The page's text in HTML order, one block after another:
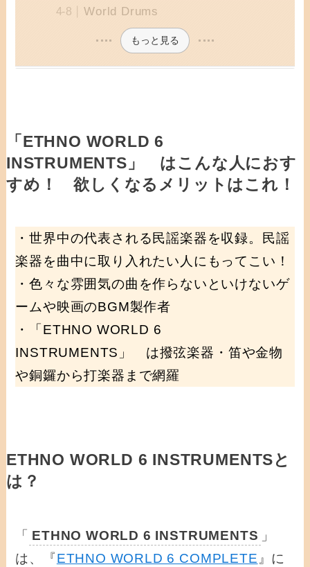
World Drums
もっと見る
「ETHNO WORLD 6
INSTRUMENTS」 はこんな人におす
すめ！ 欲しくなるメリットはこれ！
・世界中の代表される民謡楽器を収録。民謡
楽器を曲中に取り入れたい人にもってこい！
・色々な雰囲気の曲を作らないといけないゲ
ームや映画のBGM製作者
・「ETHNO WORLD 6
INSTRUMENTS」 は撥弦楽器・笛や金物
や銅鑼から打楽器まで網羅
ETHNO WORLD 6 INSTRUMENTSと
は？
「 ETHNO WORLD 6 INSTRUMENTS 」
は、『ETHNO WORLD 6 COMPLETE 』に